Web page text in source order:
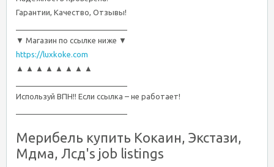
Гарантии, Качество, Отзывы!
▼ Магазин по ссылке ниже ▼
https://luxkoke.com
▲ ▲ ▲ ▲ ▲ ▲ ▲ ▲
Используй ВПН!! Если ссылка – не работает!
Мерибель купить Кокаин, Экстази,
Мдма, Лсд's job listings